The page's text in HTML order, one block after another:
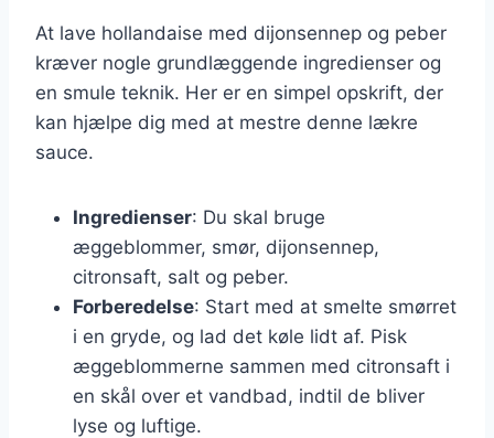
At lave hollandaise med dijonsennep og peber
kræver nogle grundlæggende ingredienser og
en smule teknik. Her er en simpel opskrift, der
kan hjælpe dig med at mestre denne lækre
sauce.
Ingredienser: Du skal bruge
æggeblommer, smør, dijonsennep,
citronsaft, salt og peber.
Forberedelse: Start med at smelte smørret
i en gryde, og lad det køle lidt af. Pisk
æggeblommerne sammen med citronsaft i
en skål over et vandbad, indtil de bliver
lyse og luftige.